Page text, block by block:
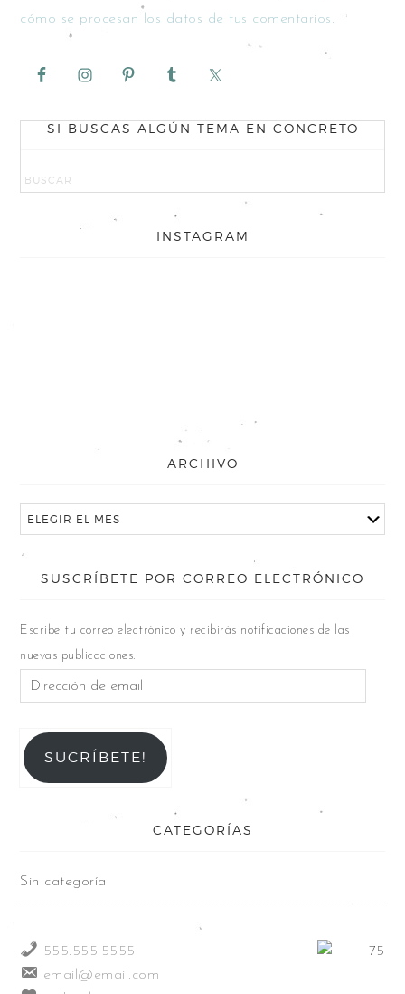
cómo se procesan los datos de tus comentarios.
SI BUSCAS ALGÚN TEMA EN CONCRETO
INSTAGRAM
ARCHIVO
SUSCRÍBETE POR CORREO ELECTRÓNICO
Escribe tu correo electrónico y recibirás notificaciones de las
nuevas publicaciones.
SUCRÍBETE!
CATEGORÍAS
Sin categoría
555.555.5555
email@email.com